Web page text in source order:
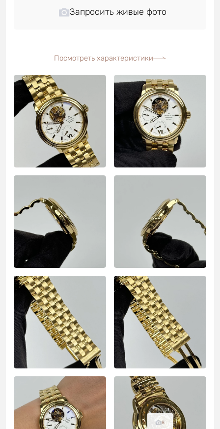
Запросить живые фото
Посмотреть характеристики
8